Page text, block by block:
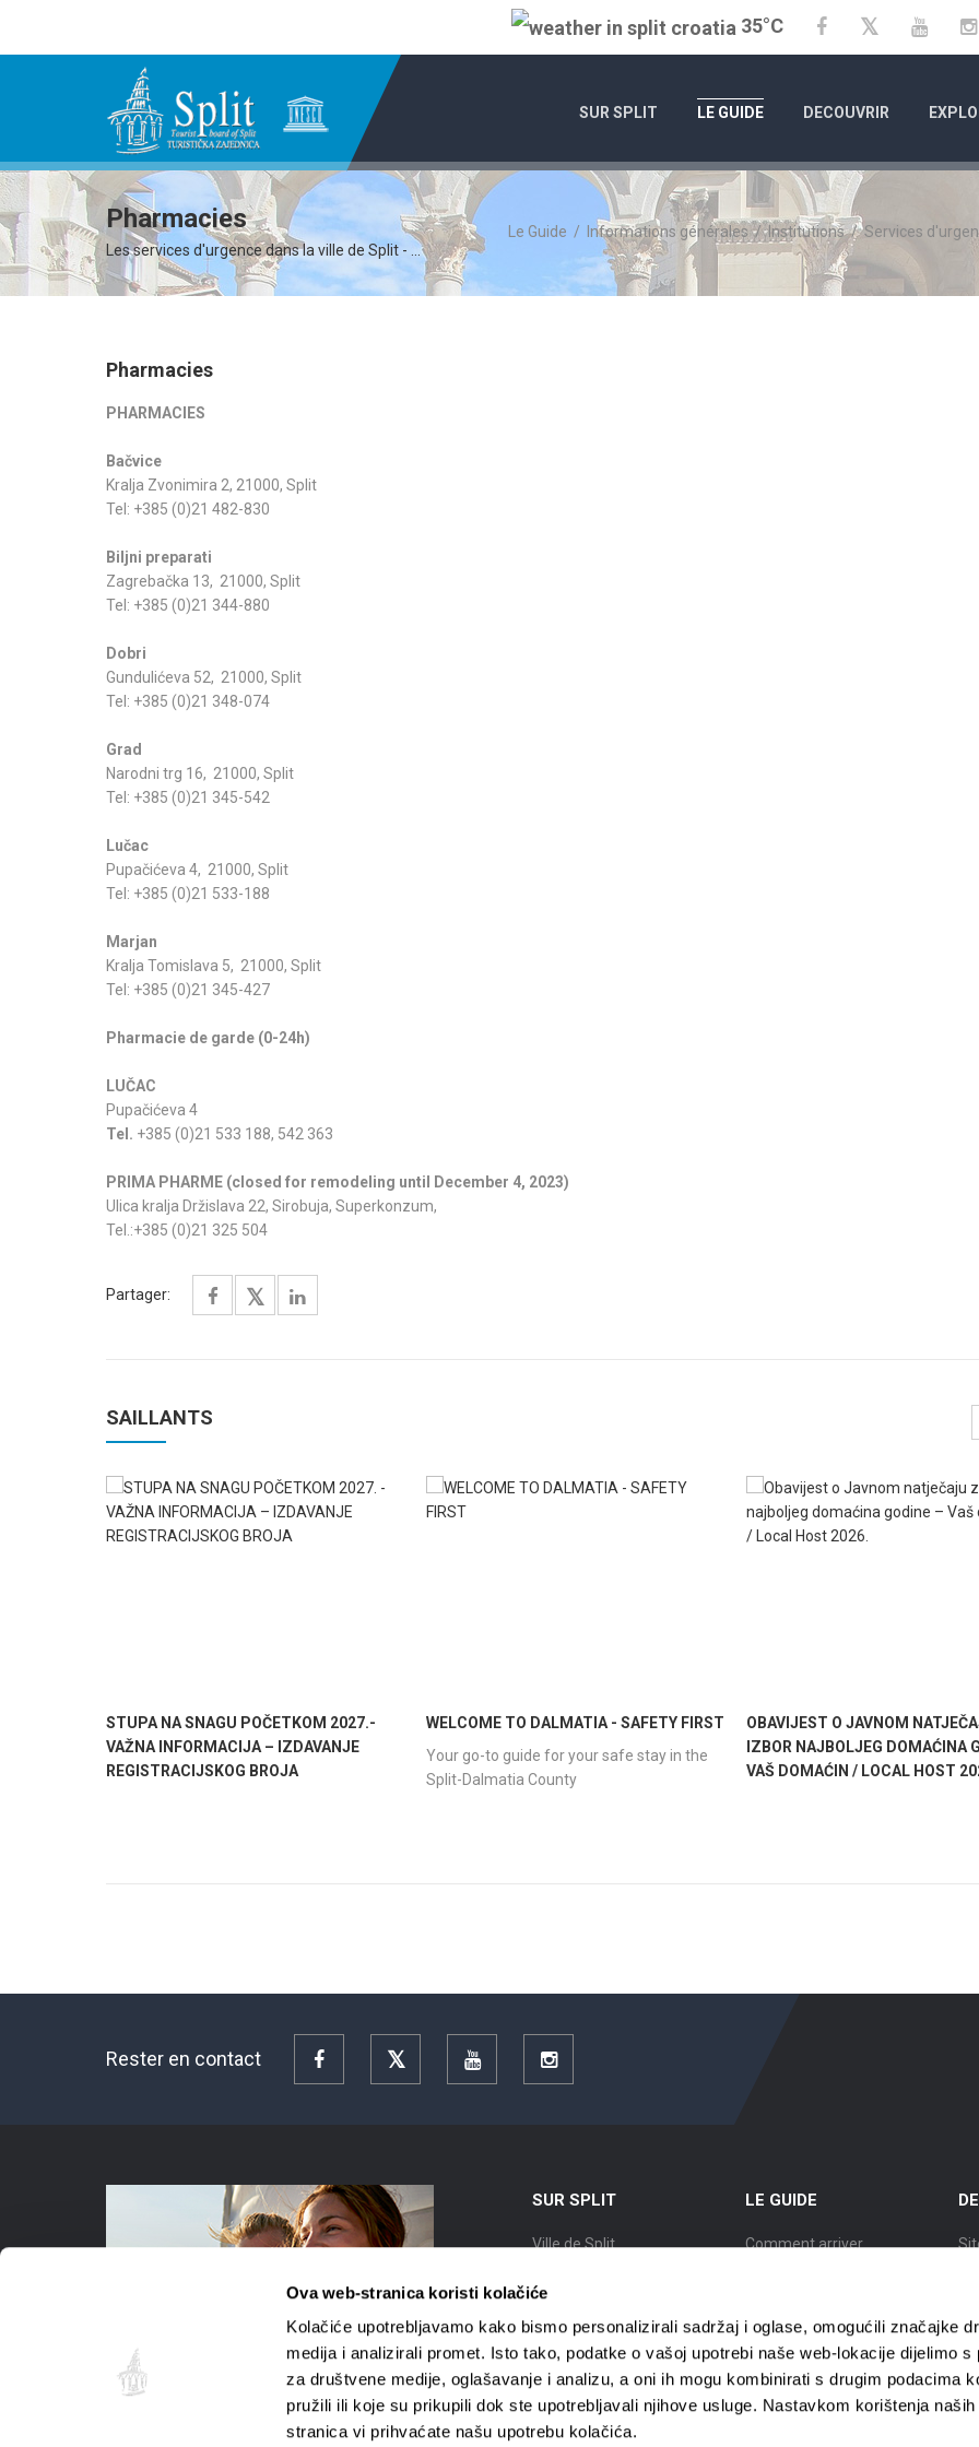
Ova web-stranica koristi kolačiće
Kolačiće upotrebljavamo kako bismo personalizirali sadržaj i oglase, omogućili značajke
medija i analizirali promet. Isto tako, podatke o vašoj upotrebi naše web-lokacije dijelimo s
za društvene medije, oglašavanje i analizu, a oni ih mogu kombinirati s drugim podacima
pružili ili koje su prikupili dok ste upotrebljavali njihove usluge. Nastavkom korištenja
stranica vi prihvaćate našu upotrebu kolačića.
35°C FacebookTwitter
SUR SPLIT LE GUIDE DECOUVRIR
Pharmacies
Les services d'urgence dans la ville de Split - ...
Le Guide / Informations générales/Institutions/Services
Pharmacies
PHARMACIES
Bačvice
Kralja Zvonimira 2, 21000, Split
Tel: +385 (0)21 482-830
Biljni preparati
Zagrebačka 13, 21000, Split
Tel: +385 (0)21 344-880
Dobri
Gundulićeva 52, 21000, Split
Tel: +385 (0)21 348-074
Grad
Narodni trg 16, 21000, Split
Tel: +385 (0)21 345-542
Lučac
Pupačićeva 4, 21000, Split
Tel: +385 (0)21 533-188
Marjan
Kralja Tomislava 5, 21000, Split
Tel: +385 (0)21 345-427
Pharmacie de garde (0-24h)
LUČAC
Pupačićeva 4
Tel. +385 (0)21 533 188, 542 363
PRIMA PHARME (closed for remodeling until December 4, 2023)
Ulica kralja Držislava 22, Sirobuja, Superkonzum,
Tel.:+385 (0)21 325 504
Partager:
SAILLANTS
STUPA NA SNAGU POČETKOM 2027.-
VAŽNA INFORMACIJA – IZDAVANJE
REGISTRACIJSKOG BROJA
WELCOME TO DALMATIA - SAFETY FIRST
Your go-to guide for your safe stay in the
Split-Dalmatia County
OBAVIJEST O JAVNOM
IZBOR NAJBOLJEG DOMAĆINA
VAŠ DOMAĆIN / LOCAL HOST
Rester en contact Facebook YouTube Instagram
SUR SPLIT
Ville de Split
Position
L’Histoire de Split
Des Splitois renommés
Carte de Split
LE GUIDE
Comment arriver
Circulation en ville
Agences de voyages
Guides touristiques